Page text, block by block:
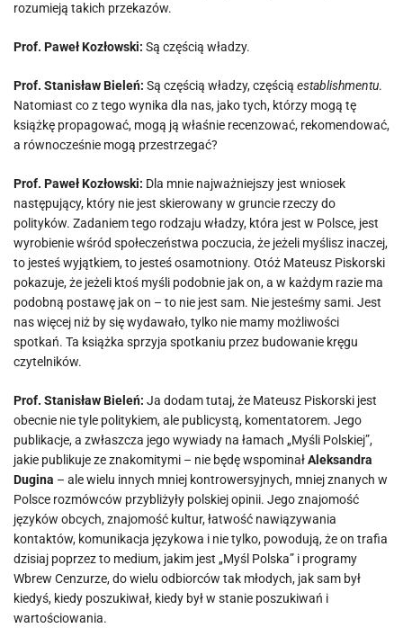
rozumieją takich przekazów.
Prof. Paweł Kozłowski: Są częścią władzy.
Prof. Stanisław Bieleń: Są częścią władzy, częścią establishmentu.
Natomiast co z tego wynika dla nas, jako tych, którzy mogą tę
książkę propagować, mogą ją właśnie recenzować, rekomendować,
a równocześnie mogą przestrzegać?
Prof. Paweł Kozłowski: Dla mnie najważniejszy jest wniosek
następujący, który nie jest skierowany w gruncie rzeczy do
polityków. Zadaniem tego rodzaju władzy, która jest w Polsce, jest
wyrobienie wśród społeczeństwa poczucia, że jeżeli myślisz inaczej,
to jesteś wyjątkiem, to jesteś osamotniony. Otóż Mateusz Piskorski
pokazuje, że jeżeli ktoś myśli podobnie jak on, a w każdym razie ma
podobną postawę jak on – to nie jest sam. Nie jesteśmy sami. Jest
nas więcej niż by się wydawało, tylko nie mamy możliwości
spotkań. Ta książka sprzyja spotkaniu przez budowanie kręgu
czytelników.
Prof. Stanisław Bieleń: Ja dodam tutaj, że Mateusz Piskorski jest
obecnie nie tyle politykiem, ale publicystą, komentatorem. Jego
publikacje, a zwłaszcza jego wywiady na łamach „Myśli Polskiej”,
jakie publikuje ze znakomitymi – nie będę wspominałAleksandra
Dugina – ale wielu innych mniej kontrowersyjnych, mniej znanych w
Polsce rozmówców przybliżyły polskiej opinii. Jego znajomość
języków obcych, znajomość kultur, łatwość nawiązywania
kontaktów, komunikacja językowa i nie tylko, powodują, że on trafia
dzisiaj poprzez to medium, jakim jest „Myśl Polska” i programy
Wbrew Cenzurze, do wielu odbiorców tak młodych, jak sam był
kiedyś, kiedy poszukiwał, kiedy był w stanie poszukiwań i
wartościowania.